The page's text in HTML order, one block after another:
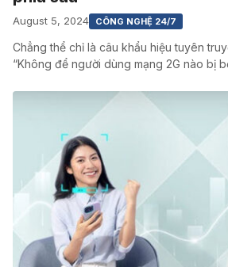
August 5, 2024 CÔNG NGHỆ 24/7
Chẳng thể chỉ là câu khẩu hiệu tuyên
“Không để người dùng mạng 2G nào bị